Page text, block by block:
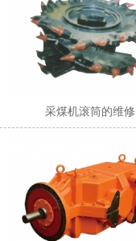
采煤机滚筒的维修